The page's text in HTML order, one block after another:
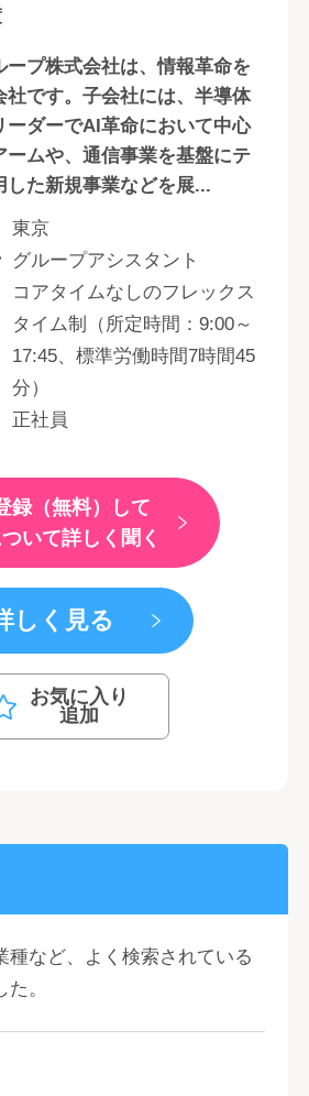
ープ株式会社は、情報革命を
社です。子会社には、半導体
ーダーでAI革命において中心
ームや、通信事業を基盤にテ
した新規事業などを展...
東京
グループアシスタント
コアタイムなしのフレックス
タイム制（所定時間：9:00～
17:45、標準労働時間7時間45
分）
正社員
録（無料）して
いて詳しく聞く
しく見る
お気に入り
追加
種など、よく検索されている
。